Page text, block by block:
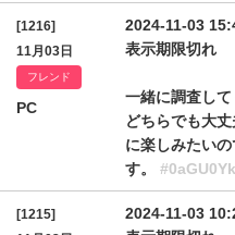
[1216]
11月03日
フレンド
PC
2024-11-03
表示期限切れ
一緒に調査し
どちらでも大
に楽しみたい
す。
[1215]
2024-11-03